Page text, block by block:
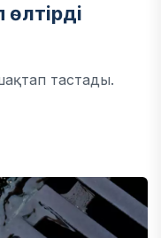
тастады.